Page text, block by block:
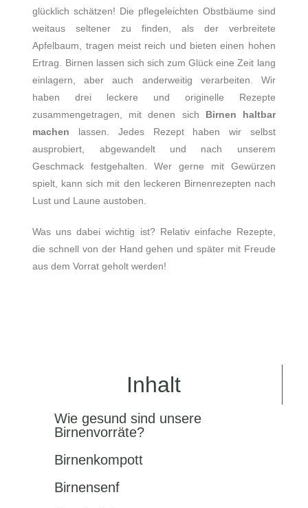
glücklich schätzen! Die pflegeleichten Obstbäume sind
weitaus seltener zu finden, als der verbreitete
Apfelbaum, tragen meist reich und bieten einen hohen
Ertrag. Birnen lassen sich sich zum Glück eine Zeit lang
einlagern, aber auch anderweitig verarbeiten. Wir
haben drei leckere und originelle Rezepte
zusammengetragen, mit denen sich Birnen haltbar
machen lassen. Jedes Rezept haben wir selbst
ausprobiert, abgewandelt und nach unserem
Geschmack festgehalten. Wer gerne mit Gewürzen
spielt, kann sich mit den leckeren Birnenrezepten nach
Lust und Laune austoben.
Was uns dabei wichtig ist? Relativ einfache Rezepte,
die schnell von der Hand gehen und später mit Freude
aus dem Vorrat geholt werden!
Inhalt
Wie gesund sind unsere
Birnenvorräte?
Birnenkompott
Birnensenf